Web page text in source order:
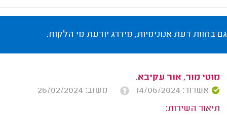
גם בחוות דעת אנונימיות, מידרג יודעת מי הלקוח.
מוטי מור, אור עקיבא.
אשרור: 14/06/2024
משוב: 26/02/2024
תיאור השירות: